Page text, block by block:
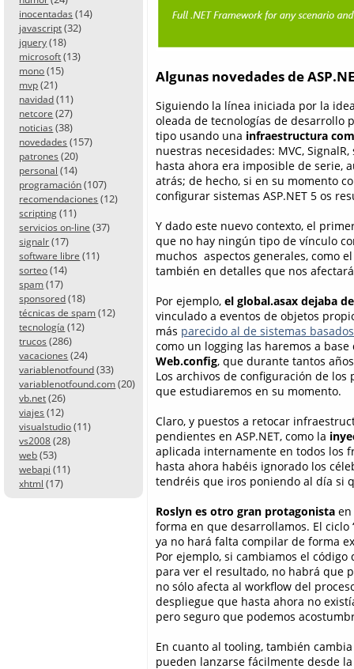
inocentadas (14)
javascript (32)
jquery (18)
microsoft (13)
mono (15)
mvp (21)
navidad (11)
netcore (27)
noticias (38)
novedades (157)
patrones (20)
personal (14)
programación (107)
recomendaciones (12)
scripting (11)
servicios on-line (37)
signalr (17)
software libre (11)
sorteo (14)
spam (17)
sponsored (18)
técnicas de spam (12)
tecnología (12)
trucos (286)
vacaciones (24)
variablenotfound (33)
variablenotfound.com (20)
vb.net (26)
viajes (12)
visualstudio (11)
vs2008 (28)
web (53)
webapi (11)
xhtml (17)
Algunas novedades de
Siguiendo la línea iniciada por la
oleada de tecnologías de desarrollo
tipo usando una infraestructura
nuestras necesidades: MVC,
hasta ahora era imposible de serie,
atrás; de hecho, si en su momento
configurar sistemas ASP.NET 5 os
Y dado este nuevo contexto, el
que no hay ningún tipo de vínculo
muchos aspectos generales, como
también en detalles que nos
Por ejemplo, el global.asax dejaba
vinculado a eventos de objetos
más parecido al de sistemas
como un logging las haremos a
Web.config, que durante tantos
Los archivos de configuración de
que estudiaremos en su momento.
Claro, y puestos a retocar
pendientes en ASP.NET, como la
aplicada internamente en todos los
hasta ahora habéis ignorado los
tendréis que iros poniendo al día si
Roslyn es otro gran protagonista en
forma en que desarrollamos. El ciclo
ya no hará falta compilar de forma
Por ejemplo, si cambiamos el
para ver el resultado, no habrá que
no sólo afecta al workflow del
despliegue que hasta ahora no
pero seguro que podemos
En cuanto al tooling, también
pueden lanzarse fácilmente desde